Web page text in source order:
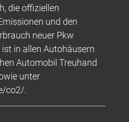
die offiziellen
und den
neuer Pkw
in allen Autohäusern
Automobil Treuhand
unter
co2/.